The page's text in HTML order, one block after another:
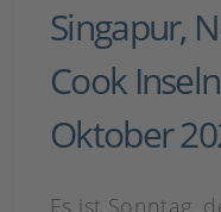
Singapur,
Cook
Oktober
Es ist Sonntag,